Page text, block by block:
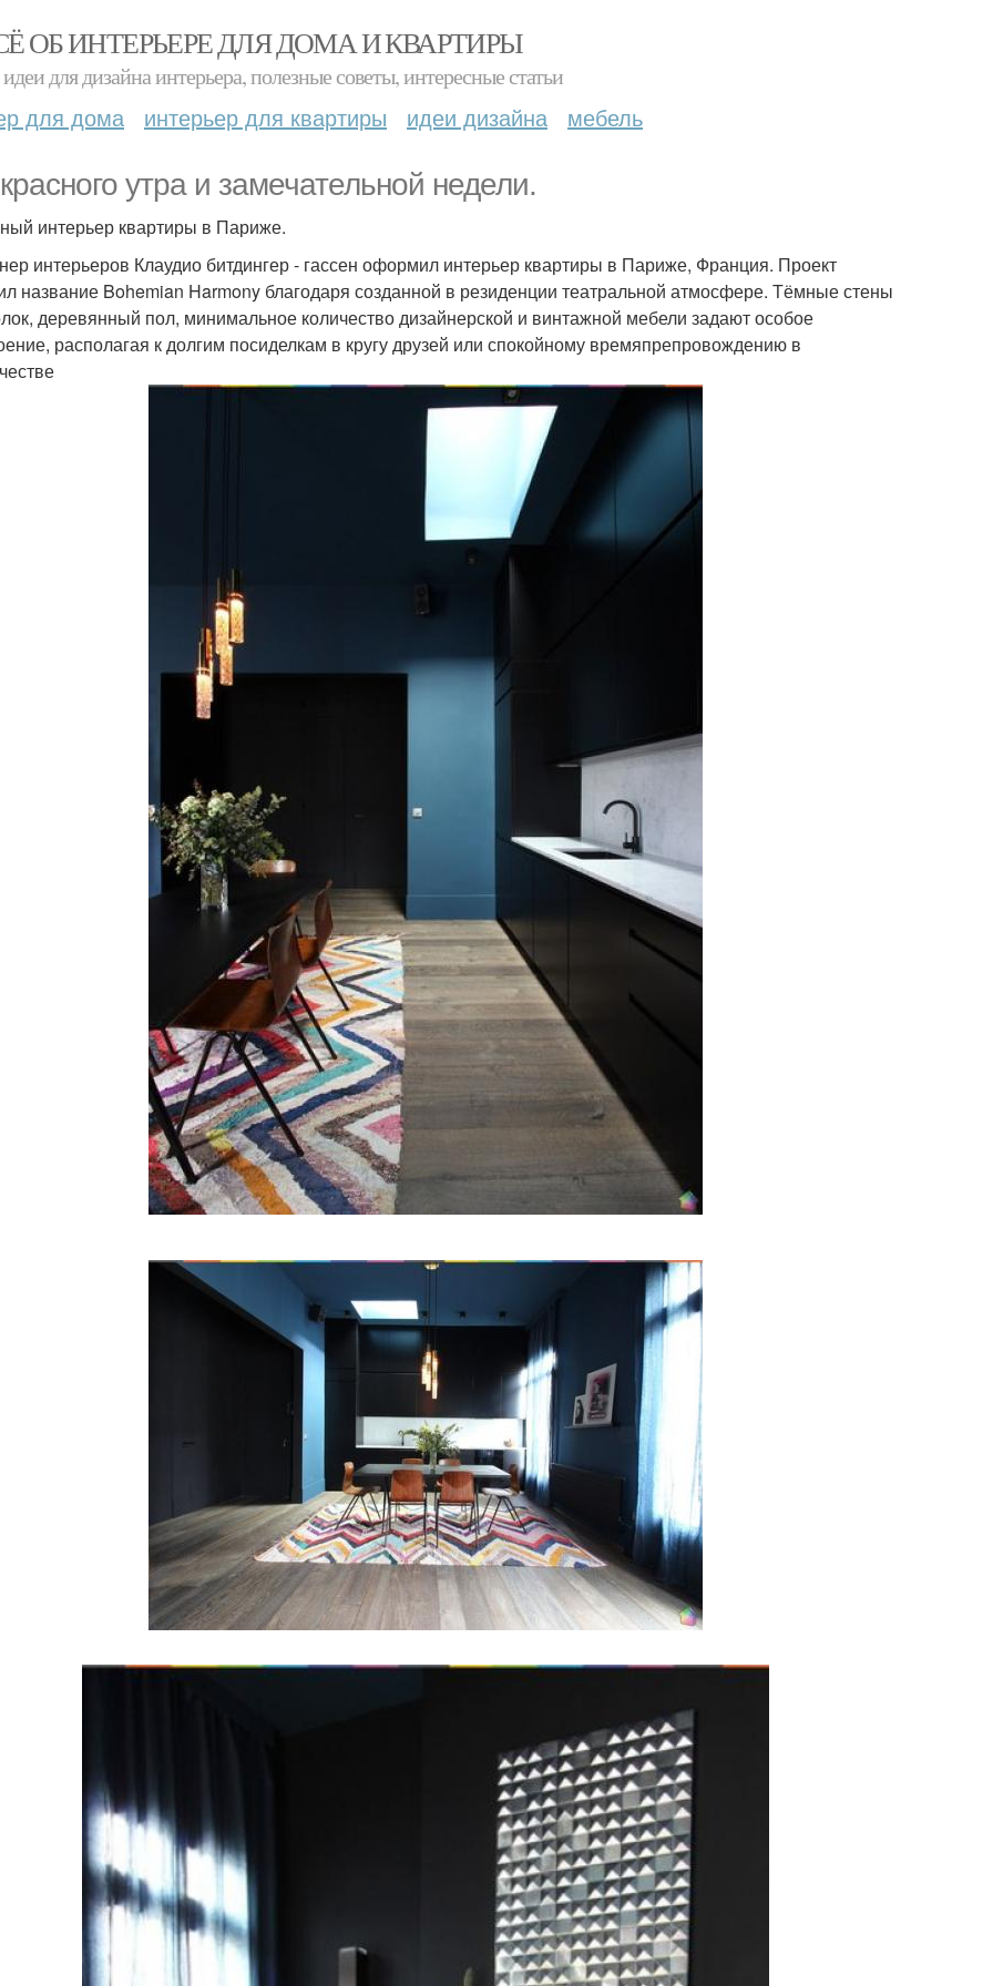
ОБ ИНТЕРЬЕРЕ ДЛЯ ДОМА И КВАРТИРЫ
для дизайна интерьера, полезные советы, интересные статьи
для дома интерьер для квартиры идеи дизайна мебель
утра и замечательной недели.
интерьер квартиры в Париже.
интерьеров Клаудио битдингер - гассен оформил интерьер квартиры в Париже, Франция. Проект
название Bohemian Harmony благодаря созданной в резиденции театральной атмосфере. Тёмные стены
деревянный пол, минимальное количество дизайнерской и винтажной мебели задают особое
располагая к долгим посиделкам в кругу друзей или спокойному времяпрепровождению в